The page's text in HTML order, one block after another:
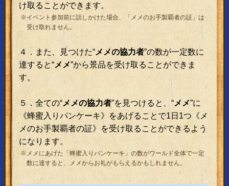
け取ることができます。
※イベント参加前に話しかけた場合、「メメのお手製覇者の証」は
受け取れません。
４．また、見つけた“メメの協力者”の数が一定数に
達すると“メメ”から景品を受け取ることができま
す。
５．全ての“メメの協力者”を見つけると、“メメ”に
《蜂蜜入りパンケーキ》をあげることで1日1つ《メ
メのお手製覇者の証》を受け取ることができるよう
になります。
※メメにあげた「蜂蜜入りパンケーキ」の数がワールド全体で一定
数に達すると、メメからお礼がもらえるかもしれません。